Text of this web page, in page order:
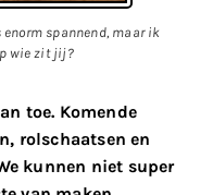
enorm spannend, maar ik
wie zit jij?
toe. Komende
rolschaatsen en
kunnen niet super